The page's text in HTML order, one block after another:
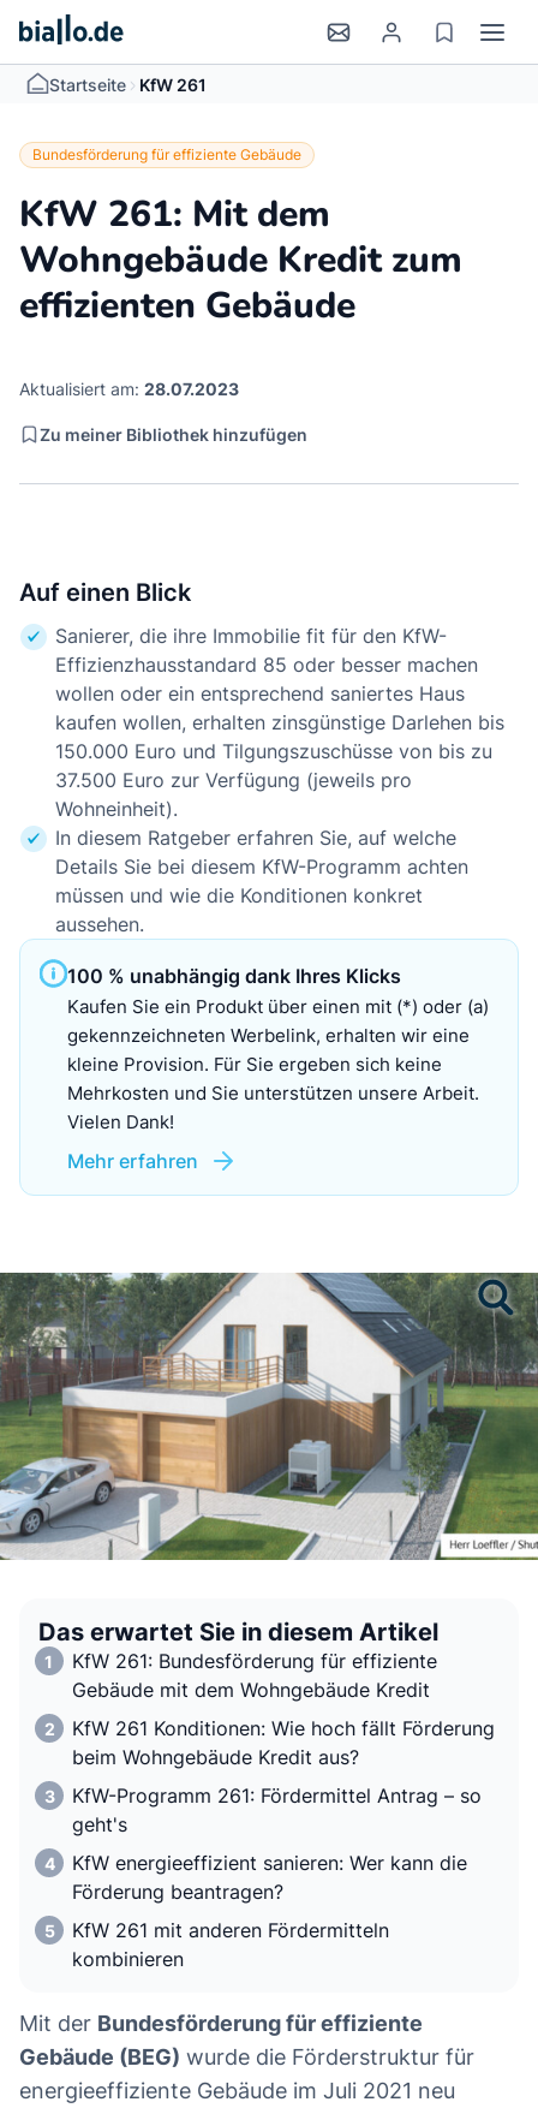
Startseite > KfW 261
Bundesförderung für effiziente Gebäude
KfW 261: Mit dem
Wohngebäude Kredit zum
effizienten Gebäude
Aktualisiert am: 28.07.2023
Zu meiner Bibliothek hinzufügen
Auf einen Blick
Sanierer, die ihre Immobilie fit für den KfW-
Effizienzhausstandard 85 oder besser machen
wollen oder ein entsprechend saniertes Haus
kaufen wollen, erhalten zinsgünstige Darlehen bis
150.000 Euro und Tilgungszuschüsse von bis zu
37.500 Euro zur Verfügung (jeweils pro
Wohneinheit).
In diesem Ratgeber erfahren Sie, auf welche
Details Sie bei diesem KfW-Programm achten
müssen und wie die Konditionen konkret
aussehen.
100 % unabhängig dank Ihres Klicks
Kaufen Sie ein Produkt über einen mit (*) oder (a)
gekennzeichneten Werbelink, erhalten wir eine
kleine Provision. Für Sie ergeben sich keine
Mehrkosten und Sie unterstützen unsere Arbeit.
Vielen Dank!
Mehr erfahren
Das erwartet Sie in diesem Artikel
KfW 261: Bundesförderung für effiziente
Gebäude mit dem Wohngebäude Kredit
KfW 261 Konditionen: Wie hoch fällt Förderung
beim Wohngebäude Kredit aus?
KfW-Programm 261: Fördermittel Antrag – so
geht's
KfW energieeffizient sanieren: Wer kann die
Förderung beantragen?
KfW 261 mit anderen Fördermitteln
kombinieren
Mit der Bundesförderung für effiziente
Gebäude (BEG) wurde die Förderstruktur für
energieeffiziente Gebäude im Juli 2021 neu